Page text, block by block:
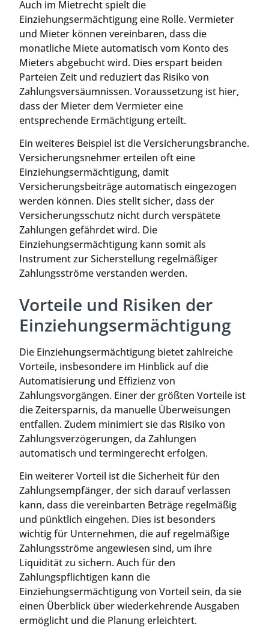
Auch im Mietrecht spielt die
Einziehungsermächtigung eine Rolle. Vermieter
und Mieter können vereinbaren, dass die
monatliche Miete automatisch vom Konto des
Mieters abgebucht wird. Dies erspart beiden
Parteien Zeit und reduziert das Risiko von
Zahlungsversäumnissen. Voraussetzung ist hier,
dass der Mieter dem Vermieter eine
entsprechende Ermächtigung erteilt.
Ein weiteres Beispiel ist die Versicherungsbranche.
Versicherungsnehmer erteilen oft eine
Einziehungsermächtigung, damit
Versicherungsbeiträge automatisch eingezogen
werden können. Dies stellt sicher, dass der
Versicherungsschutz nicht durch verspätete
Zahlungen gefährdet wird. Die
Einziehungsermächtigung kann somit als
Instrument zur Sicherstellung regelmäßiger
Zahlungsströme verstanden werden.
Vorteile und Risiken der
Einziehungsermächtigung
Die Einziehungsermächtigung bietet zahlreiche
Vorteile, insbesondere im Hinblick auf die
Automatisierung und Effizienz von
Zahlungsvorgängen. Einer der größten Vorteile ist
die Zeitersparnis, da manuelle Überweisungen
entfallen. Zudem minimiert sie das Risiko von
Zahlungsverzögerungen, da Zahlungen
automatisch und termingerecht erfolgen.
Ein weiterer Vorteil ist die Sicherheit für den
Zahlungsempfänger, der sich darauf verlassen
kann, dass die vereinbarten Beträge regelmäßig
und pünktlich eingehen. Dies ist besonders
wichtig für Unternehmen, die auf regelmäßige
Zahlungsströme angewiesen sind, um ihre
Liquidität zu sichern. Auch für den
Zahlungspflichtigen kann die
Einziehungsermächtigung von Vorteil sein, da sie
einen Überblick über wiederkehrende Ausgaben
ermöglicht und die Planung erleichtert.